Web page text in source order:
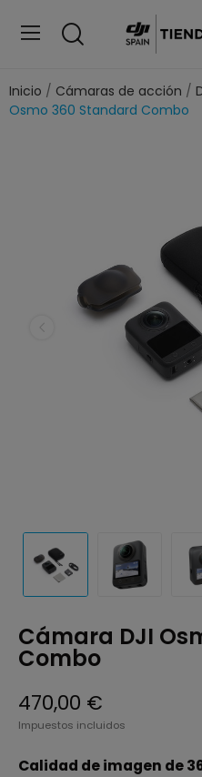
Inicio Cámaras de acción
Osmo 360 Standard Combo
Cámara DJI
Combo
470,00 €
Impuestos incluidos
Calidad de imagen de